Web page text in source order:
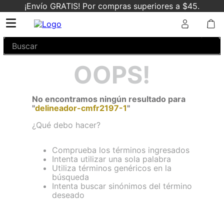
¡Envío GRATIS! Por compras superiores a $45.
Buscar
OOPS!
No encontramos ningún resultado para
"delineador-cmfr2197-1"
¿Qué debo hacer?
Comprueba los términos ingresados
Intenta utilizar una sola palabra
Utiliza términos genéricos en la
búsqueda
Intenta buscar sinónimos del término
deseado